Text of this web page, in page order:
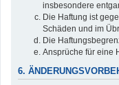
insbesondere
Die Haftung ist
Schäden und im
Die
Ansprüche für eine
6.